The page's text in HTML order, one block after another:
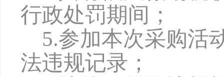
行政处罚期间；
5.参加本次采购活
法违规记录；